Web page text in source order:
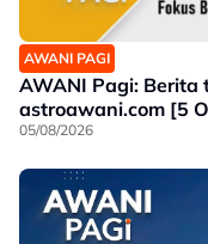
AWANI PAGI
AWANI Pagi: Berita
astroawani.com [5
05/08/2026